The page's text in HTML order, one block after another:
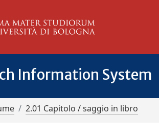
Information System
2.01 Capitolo / saggio in libro